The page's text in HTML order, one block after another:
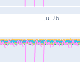
Jul 26